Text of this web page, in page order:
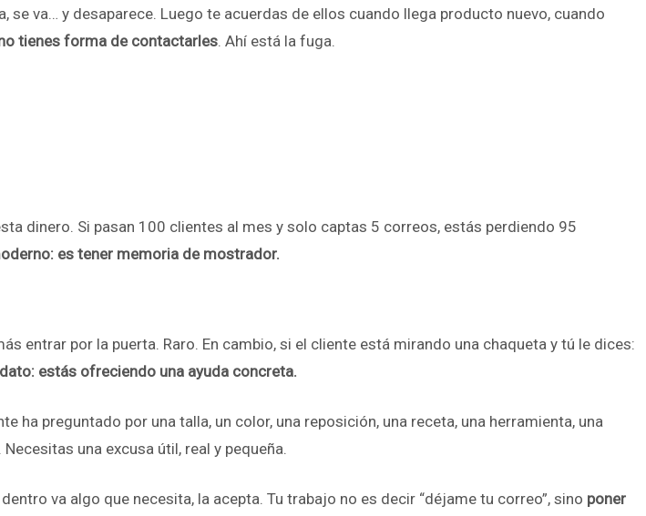
va… y desaparece. Luego te acuerdas de ellos cuando llega producto nuevo, cuando
tienes forma de contactarles. Ahí está la fuga.
dinero. Si pasan 100 clientes al mes y solo captas 5 correos, estás perdiendo 95
es tener memoria de mostrador.
entrar por la puerta. Raro. En cambio, si el cliente está mirando una chaqueta y tú le dices:
estás ofreciendo una ayuda concreta.
ha preguntado por una talla, un color, una reposición, una receta, una herramienta, una
una excusa útil, real y pequeña.
va algo que necesita, la acepta. Tu trabajo no es decir “déjame tu correo”, sino poner